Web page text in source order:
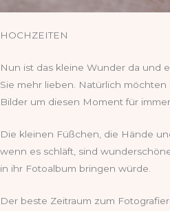
HOCHZEITEN
Nun ist das kleine Wunder da und
Sie mehr lieben. Natürlich
Bilder um diesen Moment für
Die kleinen Füßchen, die Hände
wenn es schläft, sind
in ihr Fotoalbum bringen würde.
Der beste Zeitraum zum